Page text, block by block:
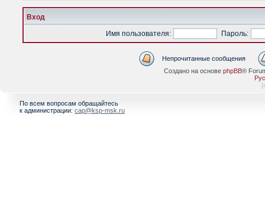
Вход
Имя пользователя:
Пароль:
Непрочитанные сообщения
Создано на основе phpBB®
[
По всем вопросам обращайтесь
к администрации: cap@ksp-msk.ru